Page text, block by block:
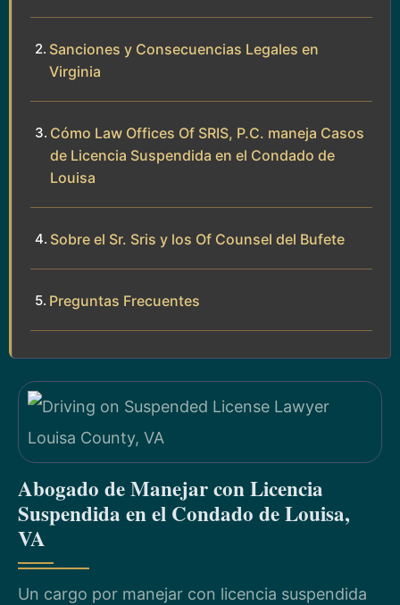
Sanciones y Consecuencias Legales en
Virginia
Cómo Law Offices Of SRIS, P.C. maneja Casos
de Licencia Suspendida en el Condado de
Louisa
Sobre el Sr. Sris y los Of Counsel del Bufete
Preguntas Frecuentes
Abogado de Manejar con Licencia
Suspendida en el Condado de Louisa,
VA
Un cargo por manejar con licencia suspendida